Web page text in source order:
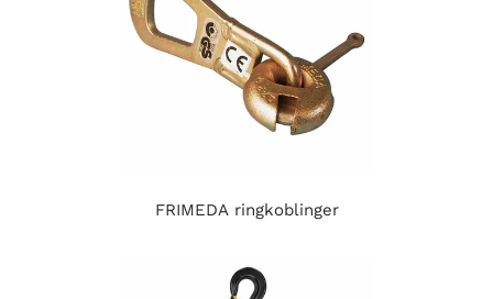
FRIMEDA ringkoblinger